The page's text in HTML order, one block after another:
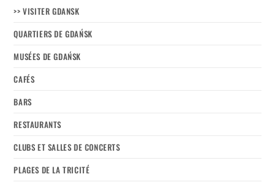
>> VISITER GDANSK
QUARTIERS DE GDAŃSK
MUSÉES DE GDAŃSK
CAFÉS
BARS
RESTAURANTS
CLUBS ET SALLES DE CONCERTS
PLAGES DE LA TRICITÉ